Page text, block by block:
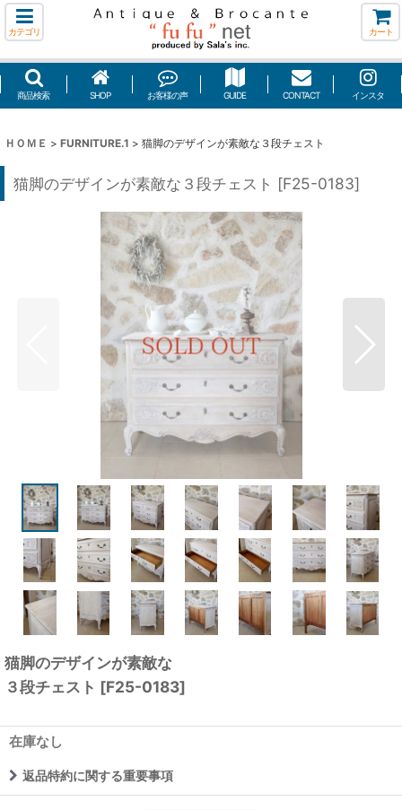
カテゴリ カート
商品検索 SHOP お客様の声 GUIDE CONTACT インスタ
ＨＯＭＥ > FURNITURE.1 > 猫脚のデザインが素敵な３段チェスト
猫脚のデザインが素敵な３段チェスト [F25-0183]
猫脚のデザインが素敵な
３段チェスト [F25-0183]
在庫なし
返品特約に関する重要事項